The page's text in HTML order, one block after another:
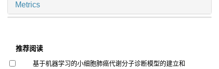
Metrics
推荐阅读
基于机器学习的小细胞肺癌代谢分子诊断模型的建立和